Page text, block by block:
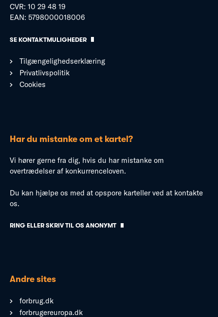
CVR: 10 29 48 19
EAN: 5798000018006
SE KONTAKTMULIGHEDER
Tilgængelighedserklæring
Privatlivspolitik
Cookies
Har du mistanke om et kartel?
Vi hører gerne fra dig, hvis du har mistanke om
overtrædelser af konkurrenceloven.
Du kan hjælpe os med at opspore karteller ved at kontakte
os.
RING ELLER SKRIV TIL OS ANONYMT
Andre sites
forbrug.dk
forbrugereuropa.dk